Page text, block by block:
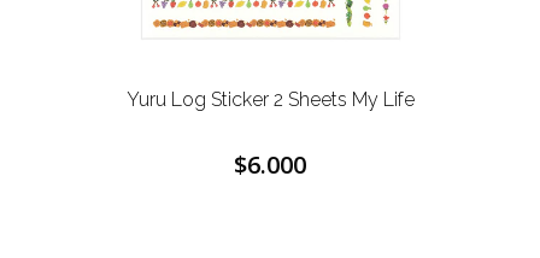
Yuru Log Sticker 2 Sheets My Life
$6.000